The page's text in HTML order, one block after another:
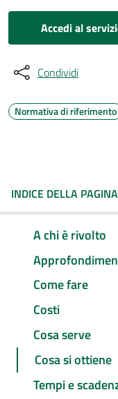
Accedi al
Condividi
Normativa di riferimento
INDICE DELLA PAGINA
A chi è rivolto
Come fare
Costi
Cosa serve
Cosa si ottiene
Tempi e